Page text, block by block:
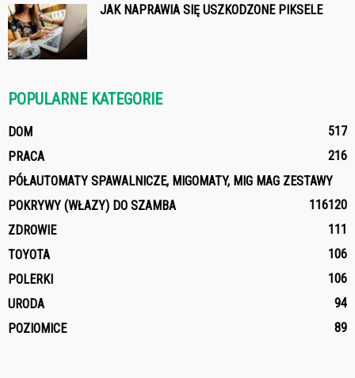
JAK NAPRAWIA SIĘ USZKODZONE PIKSELE
POPULARNE KATEGORIE
DOM
517
PRACA
216
PÓŁAUTOMATY SPAWALNICZE, MIGOMATY, MIG MAG ZESTAWY
120
POKRYWY (WŁAZY) DO SZAMBA
116
ZDROWIE
111
TOYOTA
106
POLERKI
106
URODA
94
POZIOMICE
89